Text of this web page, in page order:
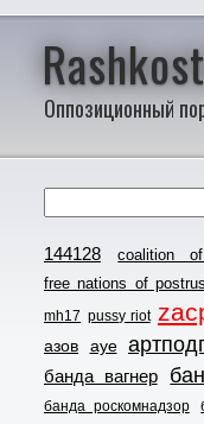
Оппозиционный
144128
coalition
free nations of
mh17 pussy riot
азов ауе
банда вагнер
банда роскомнадзор